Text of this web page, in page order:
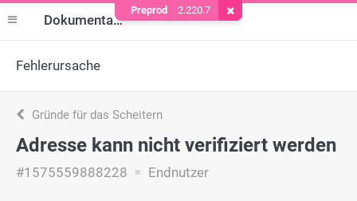
Dokumentation
Fehlerursache
Gründe für das Scheitern
Adresse kann nicht verifiziert werden
#1575559888228 Endnutzer
Preprod 2.220.7 Cookie entfernen